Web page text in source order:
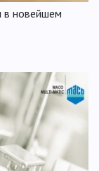
в новейшем